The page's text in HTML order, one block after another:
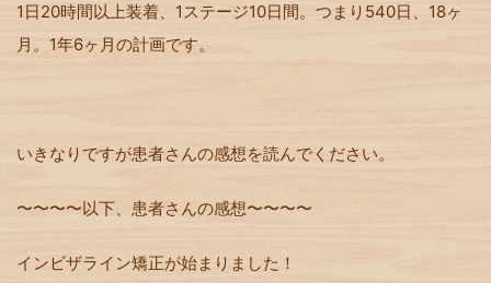
1日20時間以上装着、1ステージ10日間。つまり540日、18ヶ
月。1年6ヶ月の計画です。
いきなりですが患者さんの感想を読んでください。
〜〜〜〜以下、患者さんの感想〜〜〜〜
インビザライン矯正が始まりました！